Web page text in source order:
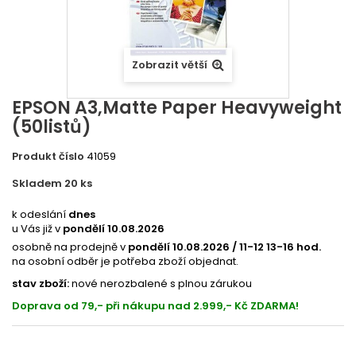
Zobrazit větší
EPSON A3,Matte Paper Heavyweight
(50listů)
Produkt číslo 41059
Skladem 20 ks
k odeslání dnes
u Vás již v pondělí 10.08.2026
osobně na prodejně v pondělí 10.08.2026 / 11-12 13-16 hod.
na osobní odběr je potřeba zboží objednat.
stav zboží:nové nerozbalené s plnou zárukou
Doprava od 79,- při nákupu nad 2.999,- Kč ZDARMA!